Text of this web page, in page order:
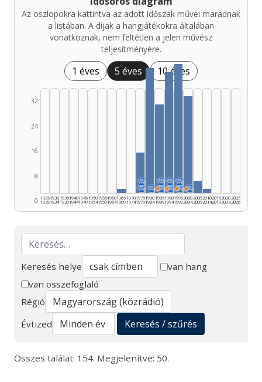
Az oszlopokra kattintva az adott időszak művei maradnak
a listában. A díjak a hangjátékokra általában
vonatkoznak, nem feltétlen a jelen művész
teljesítményére.
1 éves 5 éves 10 éves
0
8
16
24
32
1925
1929
1930
1934
1935
1939
1940
1944
1945
1949
1950
1954
1955
1959
1960
1964
1965
1969
1970
1974
🏆
🏆
1975
1979
🏆
1980
1984
🏆
🏆
★
1985
1989
🏆
🏆
★
1990
1994
🏆
🏆
★
1995
1999
🏆
★
2000
2004
2005
2009
2010
2014
2015
2019
2020
2024
2025
2026
Keresés
Keresés helye
van hang
van összefoglaló
Régió
Évtized
Keresés / szűrés
Összes találat: 154. Megjelenítve: 50.